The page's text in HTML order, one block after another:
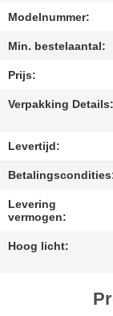
GEVALLEN
SITEMAP
Modelnummer:
Min. bestelaantal:
Prijs:
Verpakking Details:
Levertijd:
Levering
vermogen:
Hoog licht: